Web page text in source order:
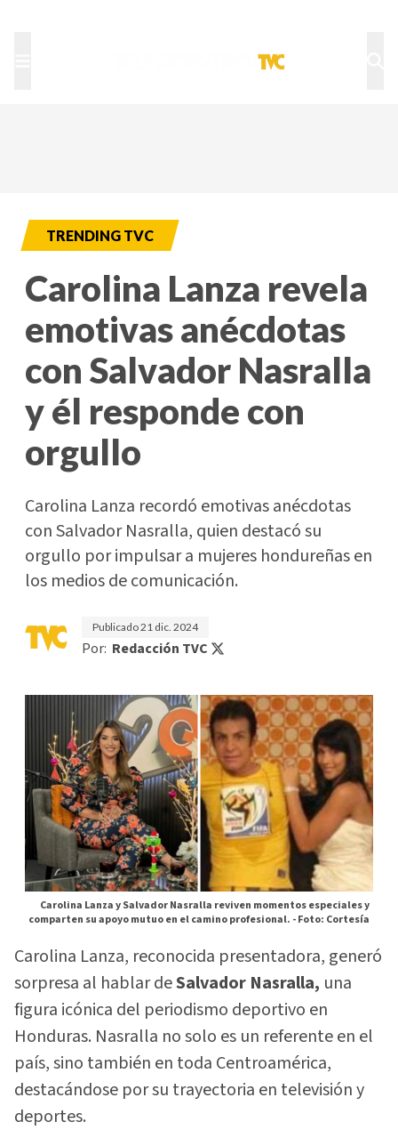
TRENDING TVC
Carolina Lanza revela
emotivas anécdotas
con Salvador Nasralla
y él responde con
orgullo
Carolina Lanza recordó emotivas anécdotas
con Salvador Nasralla, quien destacó su
orgullo por impulsar a mujeres hondureñas en
los medios de comunicación.
Publicado21 dic. 2024
Por: Redacción TVC
Carolina Lanza y Salvador Nasralla reviven momentos especiales y
comparten su apoyo mutuo en el camino profesional. -Foto: Cortesía
Carolina Lanza, reconocida presentadora, generó
sorpresa al hablar deSalvador Nasralla, una
figura icónica del periodismo deportivo en
Honduras. Nasralla no solo es un referente en el
país, sino también en toda Centroamérica,
destacándose por su trayectoria en televisión y
deportes.